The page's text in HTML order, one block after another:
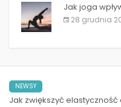
Jak joga
28 grudnia
NEWSY
Jak zwiększyć